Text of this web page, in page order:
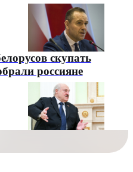
скупать
россияне